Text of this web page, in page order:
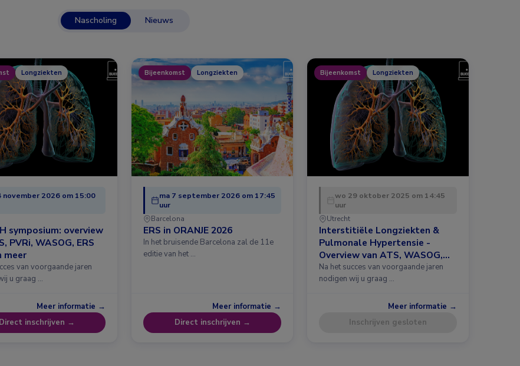
Nascholing Nieuws
Longziekten
november 2026 om 15:00
symposium: overview
PVRi, WASOG, ERS
meer
van voorgaande jaren
u graag …
Meer informatie →
Direct inschrijven →
Bijeenkomst Longziekten
ma 7 september 2026 om 17:45
uur
Barcelona
ERS in ORANJE 2026
In het bruisende Barcelona zal de 11e
editie van het …
Meer informatie →
Direct inschrijven →
Bijeenkomst Longziekten
wo 29 oktober 2025 om 14:45
uur
Utrecht
Interstitiële Longziekten &
Pulmonale Hypertensie -
Overview van ATS, WASOG,
ERS 2025 en meer
Na het succes van voorgaande jaren
nodigen wij u graag …
Meer informatie →
Inschrijven gesloten